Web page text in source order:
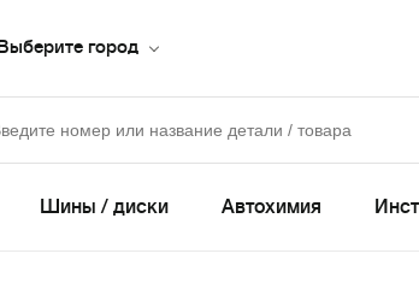
Выберите город
Шины / диски Автохимия